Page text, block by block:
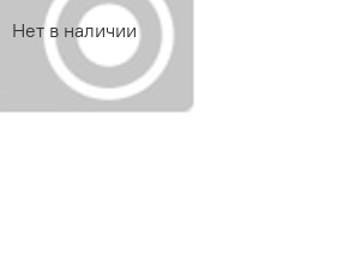
Нет в наличии